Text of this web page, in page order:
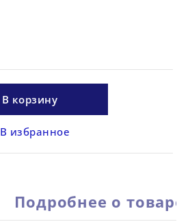
В корзину
В избранное
Подробнее о товаре